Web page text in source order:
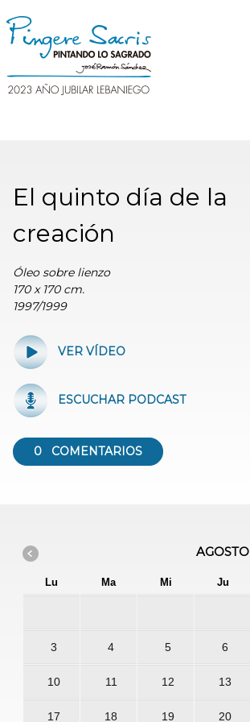
El quinto día de la
creación
Óleo sobre lienzo
170 x 170 cm.
1997/1999
VER VÍDEO
ESCUCHAR PODCAST
0 COMENTARIOS
AGOSTO
Lu Ma Mi Ju
3 4 5 6
10 11 12 13
17 18 19 20